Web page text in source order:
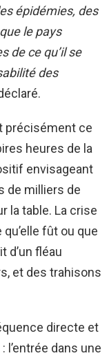
épidémies, des
le pays
de ce qu’il se
des
précisément ce
heures de la
envisageant
de milliers de
la table. La crise
fût ou que
d’un fléau
et des trahisons
directe et
l’entrée dans une